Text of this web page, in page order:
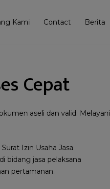
Kami Contact Berita
Cepat
aseli dan valid. Melayani
Izin Usaha Jasa
bidang jasa pelaksana
pertamanan.